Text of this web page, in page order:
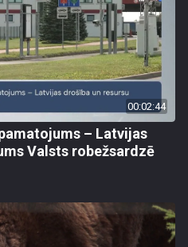
00:02:44
– Latvijas
Valsts robežsardzē